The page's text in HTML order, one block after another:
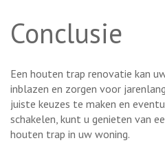
Conclusie
Een houten trap renovatie kan
inblazen en zorgen voor
juiste keuzes te maken en
schakelen, kunt u genieten van
houten trap in uw woning.